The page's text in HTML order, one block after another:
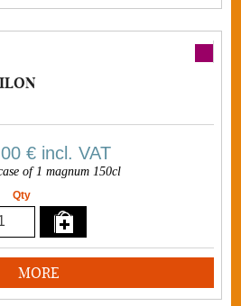
€incl. VAT
of 1 magnum 150cl
Qty
MORE